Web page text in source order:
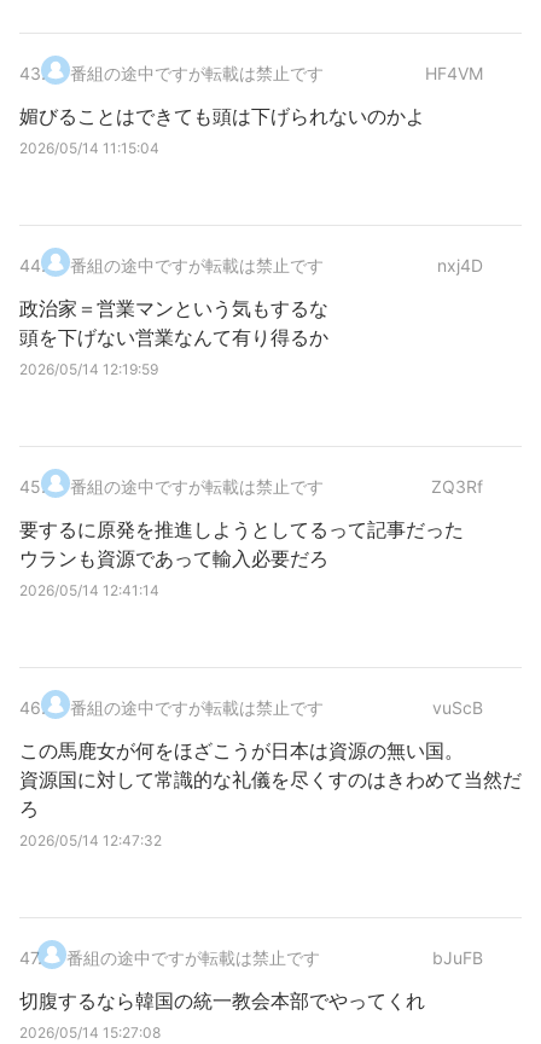
43. 番組の途中ですが転載は禁止です HF4VM
媚びることはできても頭は下げられないのかよ
2026/05/14 11:15:04
44. 番組の途中ですが転載は禁止です nxj4D
政治家＝営業マンという気もするな
頭を下げない営業なんて有り得るか
2026/05/14 12:19:59
45. 番組の途中ですが転載は禁止です ZQ3Rf
要するに原発を推進しようとしてるって記事だった
ウランも資源であって輸入必要だろ
2026/05/14 12:41:14
46. 番組の途中ですが転載は禁止です vuScB
この馬鹿女が何をほざこうが日本は資源の無い国。
資源国に対して常識的な礼儀を尽くすのはきわめて当然だ
ろ
2026/05/14 12:47:32
47. 番組の途中ですが転載は禁止です bJuFB
切腹するなら韓国の統一教会本部でやってくれ
2026/05/14 15:27:08